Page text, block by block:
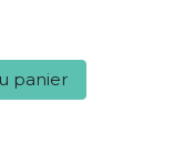
panier